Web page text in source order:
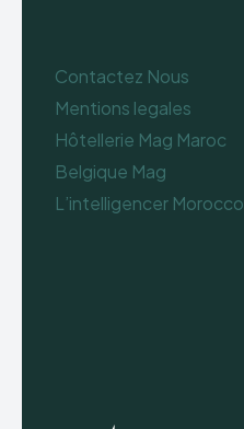
Contactez Nous
Mentions legales
Hôtellerie Mag Maroc
Belgique Mag
L’intelligencer Morocco